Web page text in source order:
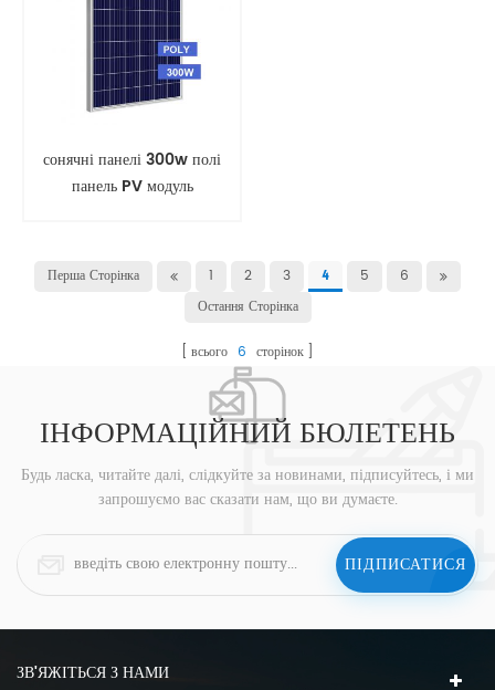
сонячні панелі 300w полі
панель PV модуль
Перша Сторінка 1 2 3 4 5
6
Остання Сторінка
всього 6 сторінок
ІНФОРМАЦІЙНИЙ БЮЛЕТЕНЬ
Будь ласка, читайте далі, слідкуйте за новинами, підписуйтесь, і ми
запрошуємо вас сказати нам, що ви думаєте.
ЗВ'ЯЖІТЬСЯ З НАМИ